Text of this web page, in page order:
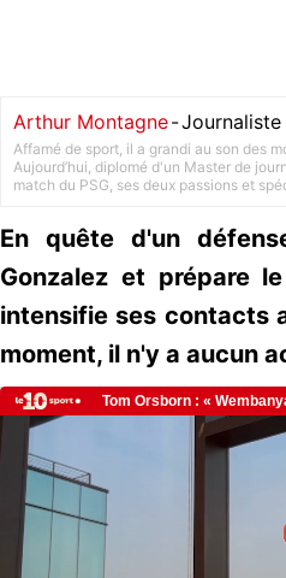
Arthur Montagne-Journaliste
Affamé de sport, il a grandi au son des
Aujourd’hui, diplomé d'un Master de
match du PSG, ses deux passions et
En quête d'un
Gonzalez et prépare
intensifie ses contacts
moment, il n'y a aucun